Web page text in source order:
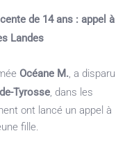
de 14 ans : appel à
Landes
Océane M., a disparu
Tyrosse, dans les
ont lancé un appel à
fille.